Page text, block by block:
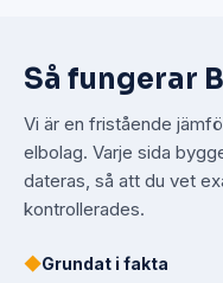
Så fungerar
Vi är en fristående
elbolag. Varje sida
dateras, så att du vet
kontrollerades.
◆Grundat i fakta